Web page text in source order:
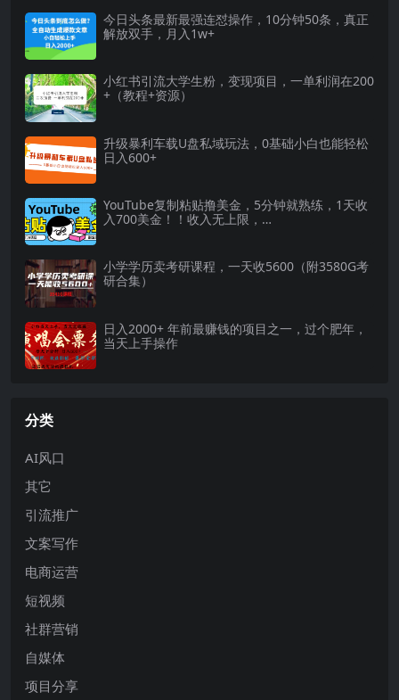
今日头条最新最强连怼操作，10分钟50条，真正
解放双手，月入1w+
小红书引流大学生粉，变现项目，一单利润在200
+（教程+资源）
升级暴利车载U盘私域玩法，0基础小白也能轻松
日入600+
YouTube复制粘贴撸美金，5分钟就熟练，1天收
入700美金！！收入无上限，…
小学学历卖考研课程，一天收5600（附3580G考
研合集）
日入2000+ 年前最赚钱的项目之一，过个肥年，
当天上手操作
分类
AI风口
其它
引流推广
文案写作
电商运营
短视频
社群营销
自媒体
项目分享